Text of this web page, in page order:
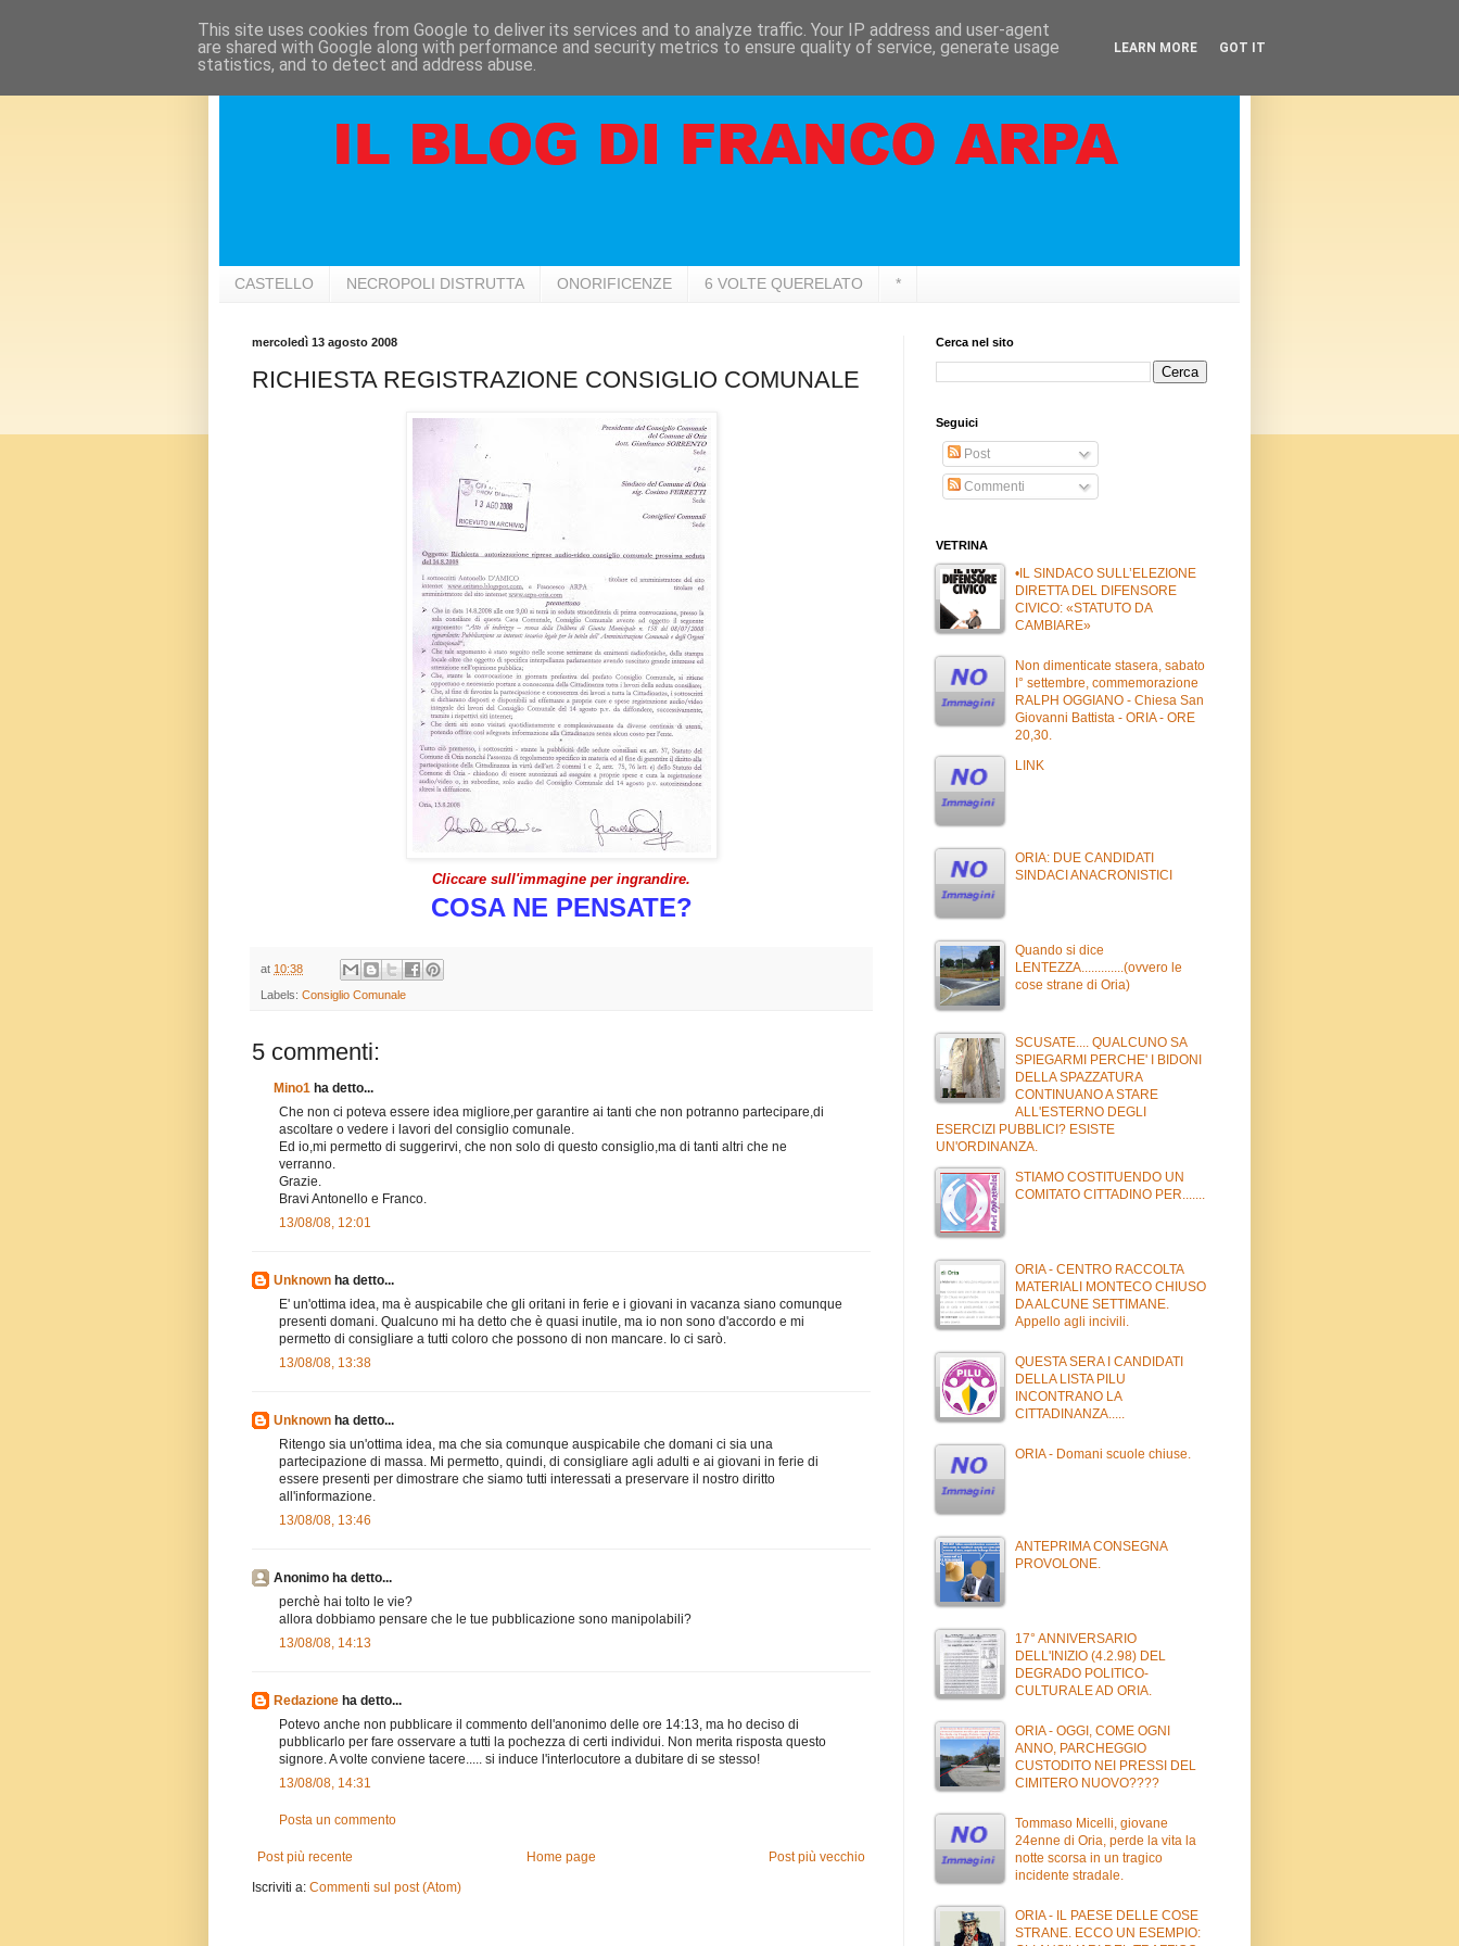
CASTELLO NECROPOLI DISTRUTTA ONORIFICENZE 6 VOLTE QUERELATO *
mercoledì 13 agosto 2008
RICHIESTA REGISTRAZIONE CONSIGLIO COMUNALE
Cliccare sull'immagine per ingrandire.
COSA NE PENSATE?
at 10:38
Labels: Consiglio Comunale
5 commenti:
Mino1 ha detto...
Che non ci poteva essere idea migliore,per garantire ai tanti che non potranno partecipare,di
ascoltare o vedere i lavori del consiglio comunale.
Ed io,mi permetto di suggerirvi, che non solo di questo consiglio,ma di tanti altri che ne
verranno.
Grazie.
Bravi Antonello e Franco.
13/08/08, 12:01
Unknown ha detto...
E' un'ottima idea, ma è auspicabile che gli oritani in ferie e i giovani in vacanza siano comunque
presenti domani. Qualcuno mi ha detto che è quasi inutile, ma io non sono d'accordo e mi
permetto di consigliare a tutti coloro che possono di non mancare. Io ci sarò.
13/08/08, 13:38
Unknown ha detto...
Ritengo sia un'ottima idea, ma che sia comunque auspicabile che domani ci sia una
partecipazione di massa. Mi permetto, quindi, di consigliare agli adulti e ai giovani in ferie di
essere presenti per dimostrare che siamo tutti interessati a preservare il nostro diritto
all'informazione.
13/08/08, 13:46
Anonimo ha detto...
perchè hai tolto le vie?
allora dobbiamo pensare che le tue pubblicazione sono manipolabili?
13/08/08, 14:13
Redazione ha detto...
Potevo anche non pubblicare il commento dell'anonimo delle ore 14:13, ma ho deciso di
pubblicarlo per fare osservare a tutti la pochezza di certi individui. Non merita risposta questo
signore. A volte conviene tacere..... si induce l'interlocutore a dubitare di se stesso!
13/08/08, 14:31
Posta un commento
Post più recente Post più vecchio
Home page
Iscriviti a: Commenti sul post (Atom)
Cerca nel sito
Seguici
Post
Commenti
VETRINA
•IL SINDACO SULL’ELEZIONE
DIRETTA DEL DIFENSORE
CIVICO: «STATUTO DA
CAMBIARE»
Non dimenticate stasera, sabato
I° settembre, commemorazione
RALPH OGGIANO - Chiesa San
Giovanni Battista - ORIA - ORE
20,30.
LINK
ORIA: DUE CANDIDATI
SINDACI ANACRONISTICI
Quando si dice
LENTEZZA.............(ovvero le
cose strane di Oria)
SCUSATE.... QUALCUNO SA
SPIEGARMI PERCHE' I BIDONI
DELLA SPAZZATURA
CONTINUANO A STARE
ALL'ESTERNO DEGLI
ESERCIZI PUBBLICI? ESISTE
UN'ORDINANZA.
STIAMO COSTITUENDO UN
COMITATO CITTADINO PER.......
ORIA - CENTRO RACCOLTA
MATERIALI MONTECO CHIUSO
DA ALCUNE SETTIMANE.
Appello agli incivili.
QUESTA SERA I CANDIDATI
DELLA LISTA PILU
INCONTRANO LA
CITTADINANZA.....
ORIA - Domani scuole chiuse.
ANTEPRIMA CONSEGNA
PROVOLONE.
17° ANNIVERSARIO
DELL'INIZIO (4.2.98) DEL
DEGRADO POLITICO-
CULTURALE AD ORIA.
ORIA - OGGI, COME OGNI
ANNO, PARCHEGGIO
CUSTODITO NEI PRESSI DEL
CIMITERO NUOVO????
Tommaso Micelli, giovane
24enne di Oria, perde la vita la
notte scorsa in un tragico
incidente stradale.
ORIA - IL PAESE DELLE COSE
STRANE. ECCO UN ESEMPIO:
This site uses cookies from Google to deliver its services and to analyze traffic. Your IP address and user-agent
are shared with Google along with performance and security metrics to ensure quality of service, generate usage
statistics, and to detect and address abuse.
LEARN MORE GOT IT